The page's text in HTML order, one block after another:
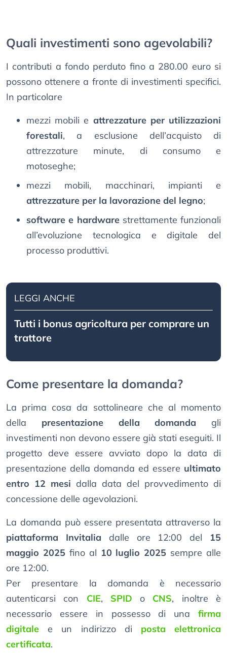
Quali investimenti sono agevolabili?
I contributi a fondo perduto fino a 280.00 euro si
possono ottenere a fronte di investimenti specifici.
In particolare
mezzi mobili e attrezzature per utilizzazioni
forestali, a esclusione dell’acquisto di
attrezzature minute, di consumo e
motoseghe;
mezzi mobili, macchinari, impianti e
attrezzature per la lavorazione del legno;
software e hardwarestrettamente funzionali
all’evoluzione tecnologica e digitale del
processo produttivi.
LEGGI ANCHE
Tutti i bonus agricoltura per comprare un
trattore
Come presentare la domanda?
La prima cosa da sottolineare che al momento
della presentazione della domanda gli
investimenti non devono essere già stati eseguiti. Il
progetto deve essere avviato dopo la data di
presentazione della domanda ed essere ultimato
entro 12 mesi dalla data del provvedimento di
concessione delle agevolazioni.
La domanda può essere presentata attraverso la
piattaforma Invitalia dalle ore 12:00 del 15
maggio 2025 fino al 10 luglio 2025 sempre alle
ore 12:00.
Per presentare la domanda è necessario
autenticarsi con CIE, SPID o CNS, inoltre è
necessario essere in possesso di una firma
digitale e un indirizzo di posta elettronica
certificata.